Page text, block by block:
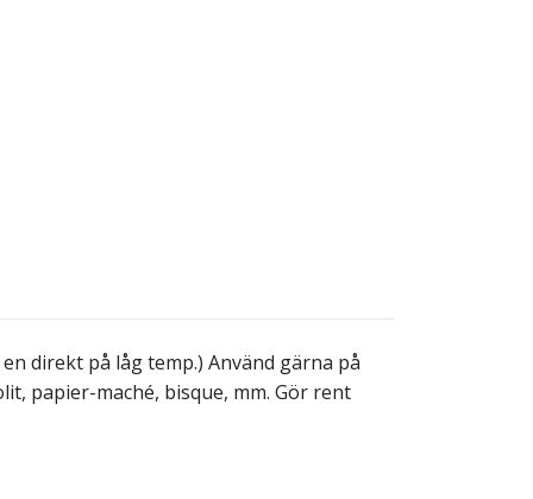
direkt på låg temp.) Använd gärna på
papier-maché, bisque, mm. Gör rent